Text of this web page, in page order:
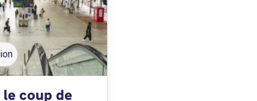
coup de